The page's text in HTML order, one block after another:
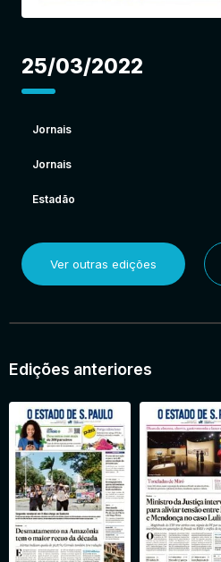
25/03/2022
Jornais
Jornais
Estadão
Ver outras edições
Edições anteriores